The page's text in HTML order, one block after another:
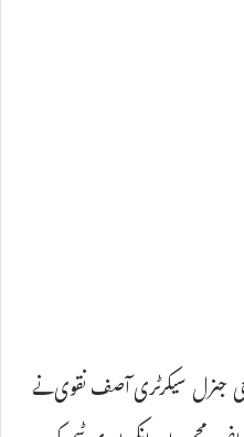
جنرل سیکرٹری آصف نقوی نے